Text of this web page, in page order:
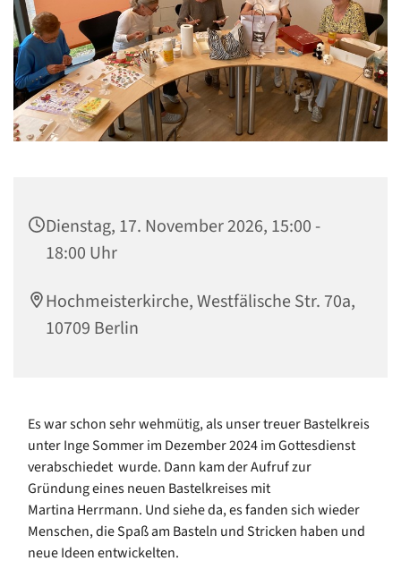
Dienstag, 17. November 2026, 15:00 -
18:00 Uhr
Hochmeisterkirche, Westfälische Str. 70a,
10709 Berlin
Es war schon sehr wehmütig, als unser treuer Bastelkreis
unter Inge Sommer im Dezember 2024 im Gottesdienst
verabschiedet wurde. Dann kam der Aufruf zur
Gründung eines neuen Bastelkreises mit
Martina Herrmann. Und siehe da, es fanden sich wieder
Menschen, die Spaß am Basteln und Stricken haben und
neue Ideen entwickelten.